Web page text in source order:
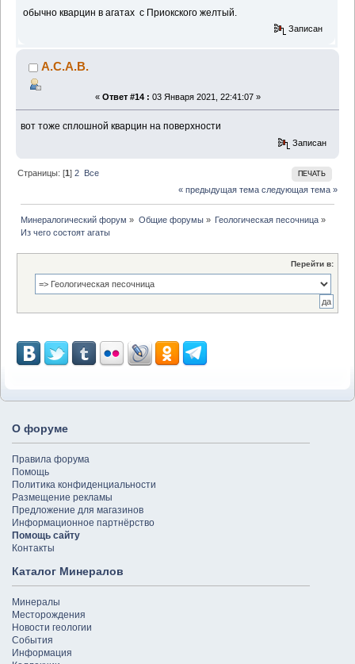
обычно кварцин в агатах с Приокского желтый.
Записан
А.С.А.В.
« Ответ #14 : 03 Января 2021, 22:41:07 »
вот тоже сплошной кварцин на поверхности
Записан
ПЕЧАТЬ
Страницы: [1]2 Все
« предыдущая тема следующая тема »
Минералогический форум » Общие форумы» Геологическая песочница»
Из чего состоят агаты
Перейти в:
О форуме
Правила форума
Помощь
Политика конфиденциальности
Размещение рекламы
Предложение для магазинов
Информационное партнёрство
Помощь сайту
Контакты
Каталог Минералов
Минералы
Месторождения
Новости геологии
События
Информация